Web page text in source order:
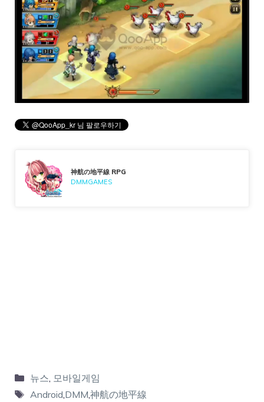
神航の地平線 RPG
DMMGAMES
뉴스, 모바일게임
Android,DMM,神航の地平線